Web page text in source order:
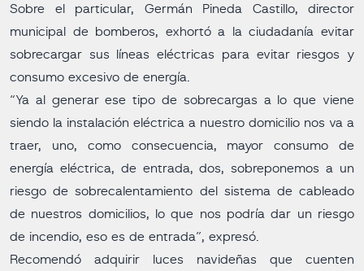
Sobre el particular, Germán Pineda Castillo, director
municipal de bomberos, exhortó a la ciudadanía evitar
sobrecargar sus líneas eléctricas para evitar riesgos y
consumo excesivo de energía.
“Ya al generar ese tipo de sobrecargas a lo que viene
siendo la instalación eléctrica a nuestro domicilio nos va a
traer, uno, como consecuencia, mayor consumo de
energía eléctrica, de entrada, dos, sobreponemos a un
riesgo de sobrecalentamiento del sistema de cableado
de nuestros domicilios, lo que nos podría dar un riesgo
de incendio, eso es de entrada”, expresó.
Recomendó adquirir luces navideñas que cuenten